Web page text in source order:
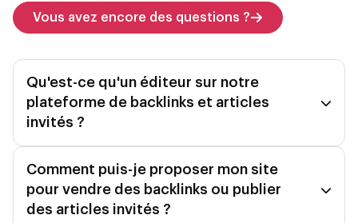
Vous avez encore des questions ?
Qu'est-ce qu'un éditeur sur notre
plateforme de backlinks et articles
invités ?
Comment puis-je proposer mon site
pour vendre des backlinks ou publier
des articles invités ?